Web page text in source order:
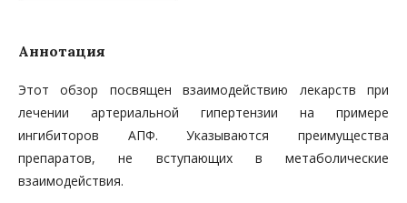
Аннотация
Этот обзор посвящен взаимодействию лекарств при
лечении артериальной гипертензии на примере
ингибиторов АПФ. Указываются преимущества
препаратов, не вступающих в метаболические
взаимодействия.